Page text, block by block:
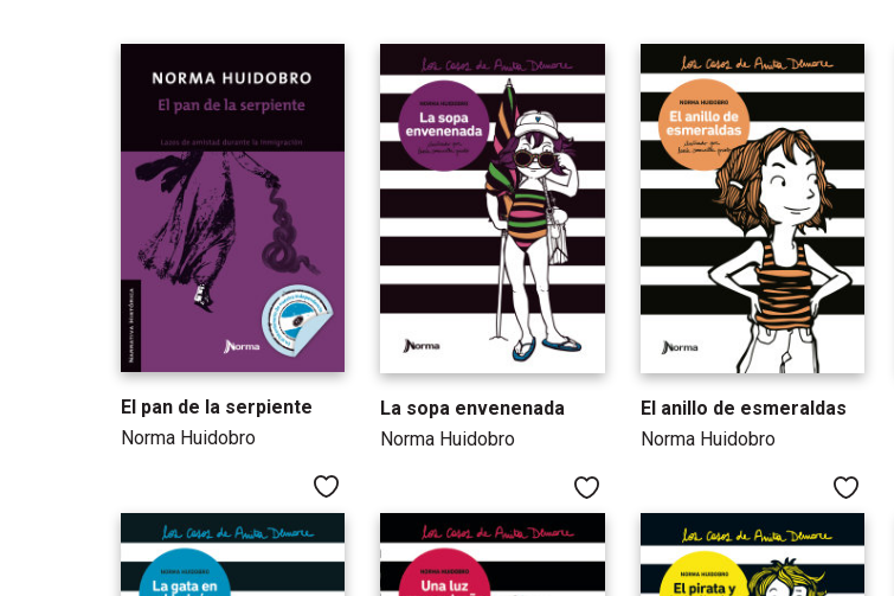
El pan de la serpiente
Norma Huidobro
La sopa envenenada
Norma Huidobro
Me gusta
El anillo de esmeraldas
Norma Huidobro